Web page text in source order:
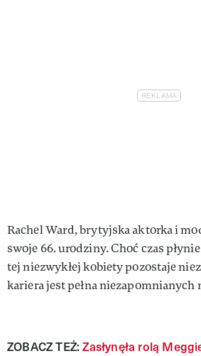
Rachel Ward, brytyjska aktorka i
swoje 66. urodziny. Choć czas
tej niezwykłej kobiety pozostaje
kariera jest pełna niezapomnianych
ZOBACZ TEŻ:Zasłynęła rolą